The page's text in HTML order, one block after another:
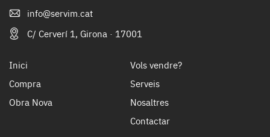
info@servim.cat
C/ Cerverí 1, Girona · 17001
Inici
Compra
Obra Nova
Vols vendre?
Serveis
Nosaltres
Contactar